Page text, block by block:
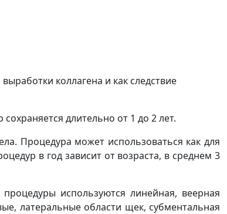
коллагена и как следствие
длительно от 1 до 2 лет.
Процедура может использоваться как для
в год зависит от возраста, в среднем 3
используются линейная, веерная
латеральные области щек, субментальная